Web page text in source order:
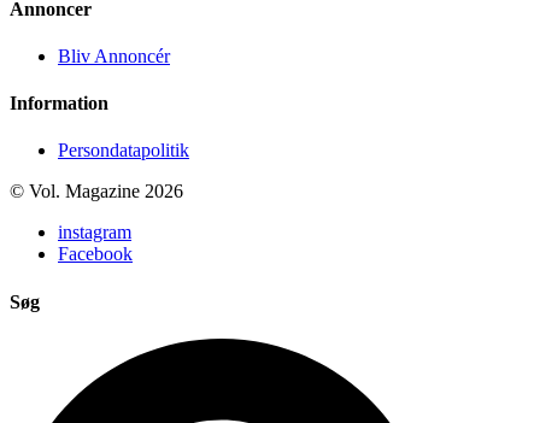
Annoncer
Bliv Annoncér
Information
Persondatapolitik
© Vol. Magazine 2026
instagram
Facebook
Søg